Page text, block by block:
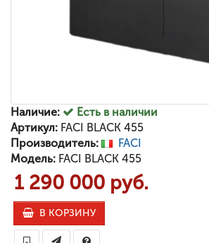
Наличие:
Есть в наличии
Артикул: FACI BLACK 455
Производитель:
FACI
Модель: FACI BLACK 455
1 290 000 руб.
В КОРЗИНУ